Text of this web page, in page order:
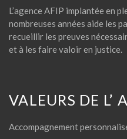
L’agence AFIP implantée en
nombreuses années aide les
recueillir les preuves
et à les faire valoir en justice.
VALEURS DE L’
Accompagnement